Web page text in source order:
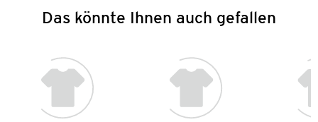
Das könnte Ihnen auch gefallen